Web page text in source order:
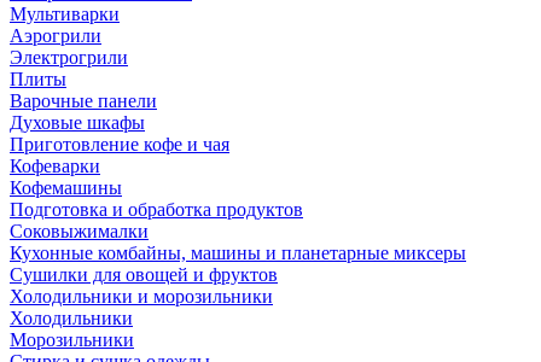
Мультиварки
Аэрогрили
Электрогрили
Плиты
Варочные панели
Духовые шкафы
Приготовление кофе и чая
Кофеварки
Кофемашины
Подготовка и обработка продуктов
Соковыжималки
Кухонные комбайны, машины и планетарные миксеры
Сушилки для овощей и фруктов
Холодильники и морозильники
Холодильники
Морозильники